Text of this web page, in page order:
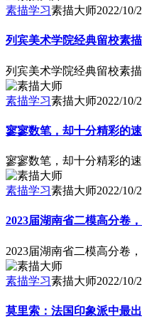
素描学习素描大师2022/10/
列宾美术学院经典留校素
列宾美术学院经典留校素
素描学习素描大师2022/10/
寥寥数笔，却十分精彩的速
寥寥数笔，却十分精彩的速
素描学习素描大师2022/10/
2023届湖南省二模高分卷
2023届湖南省二模高分卷
素描学习素描大师2022/10/
莫里索：法国印象派中最